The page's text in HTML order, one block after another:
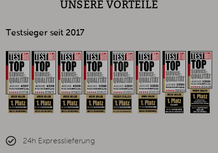
UNSERE VORTEILE
Testsieger seit 2017
24h Expresslieferung